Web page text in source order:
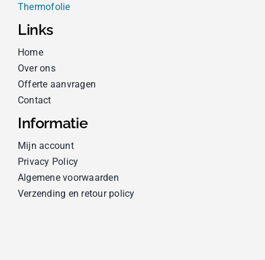
Thermofolie
Links
Home
Over ons
Offerte aanvragen
Contact
Informatie
Mijn account
Privacy Policy
Algemene voorwaarden
Verzending en retour policy